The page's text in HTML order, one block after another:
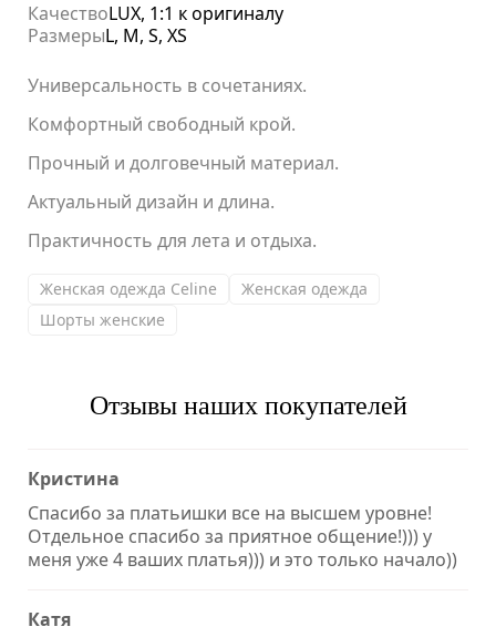
КачествоLUX, 1:1 к оригиналу
РазмерыL, M, S, XS
Универсальность в сочетаниях.
Комфортный свободный крой.
Прочный и долговечный материал.
Актуальный дизайн и длина.
Практичность для лета и отдыха.
Женская одежда Celine
Женская одежда
Шорты женские
Отзывы наших покупателей
Кристина
Спасибо за платьишки все на высшем уровне!
Отдельное спасибо за приятное общение!))) у
меня уже 4 ваших платья))) и это только начало))
Катя